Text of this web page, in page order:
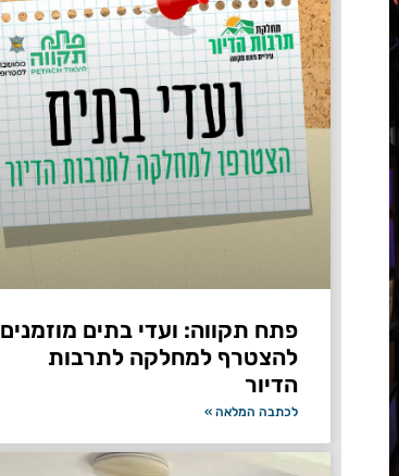
פתח תקווה: ועדי בתים מוזמנים
להצטרף למחלקה לתרבות
הדיור
לכתבה המלאה »